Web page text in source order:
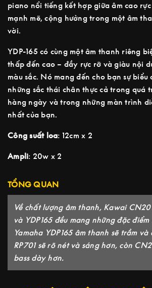
piano nổi tiếng kết hợp giữa âm cao
mạnh mẽ, cộng hưởng trong một âm
vời.
YDP-165 có cùng một âm thanh riêng
thấp đến cao – đầy rực rỡ và giàu nội
màu sắc. Nó mang đến cho bạn sự biểu
những sắc thái chân thực cả trong quá
hàng ngày và trong những màn trình
nhất của bạn.
Công suất loa: 12cm x 2
Ampli: 20w x 2
TỔNG QUAN
Về chất lượng âm thanh, Kawai
và YDP165 đều mang những đặc
Yamaha YDP165 âm thanh sẽ trầm
RP701 sẽ rõ nét và sáng hơn, còn
bass dày hơn.